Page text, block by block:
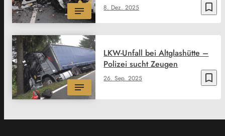
bookmark_border
8. Dez. 2025
bookmark_border
26. Sep. 2025
LKW-Unfall bei Altglashütte –
Polizei sucht Zeugen